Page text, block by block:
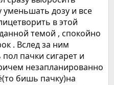
уменьшать дозу и все
в этой
темой , спокойно
. Вслед за ним
пачки сигарет и
незапланированно
бишь пачку)на